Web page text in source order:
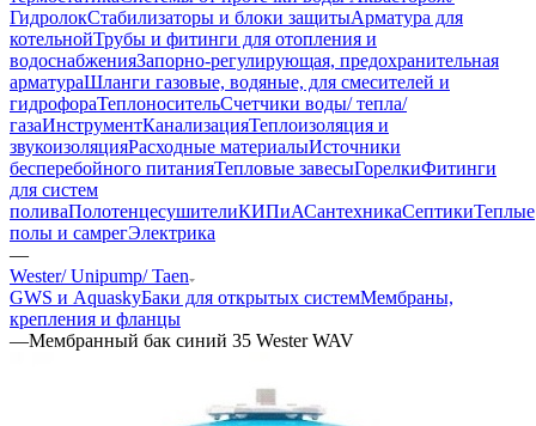
ГидролокСтабилизаторы и блоки защитыАрматура для
котельнойТрубы и фитинги для отопления и
водоснабженияЗапорно-регулирующая, предохранительная
арматураШланги газовые, водяные, для смесителей и
гидрофораТеплоносительСчетчики воды/ тепла/
газаИнструментКанализацияТеплоизоляция и
звукоизоляцияРасходные материалыИсточники
бесперебойного питанияТепловые завесыГорелкиФитинги
для систем
поливаПолотенцесушителиКИПиАСантехникаСептикиТеплые
полы и самрегЭлектрика
—
Wester/ Unipump/ Taen
GWS и AquaskyБаки для открытых системМембраны,
крепления и фланцы
—Мембранный бак синий 35 Wester WAV